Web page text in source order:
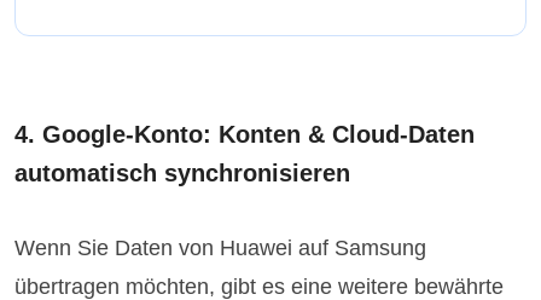
4. Google-Konto: Konten & Cloud-Daten
automatisch synchronisieren
Wenn Sie Daten von Huawei auf Samsung
übertragen möchten, gibt es eine weitere bewährte